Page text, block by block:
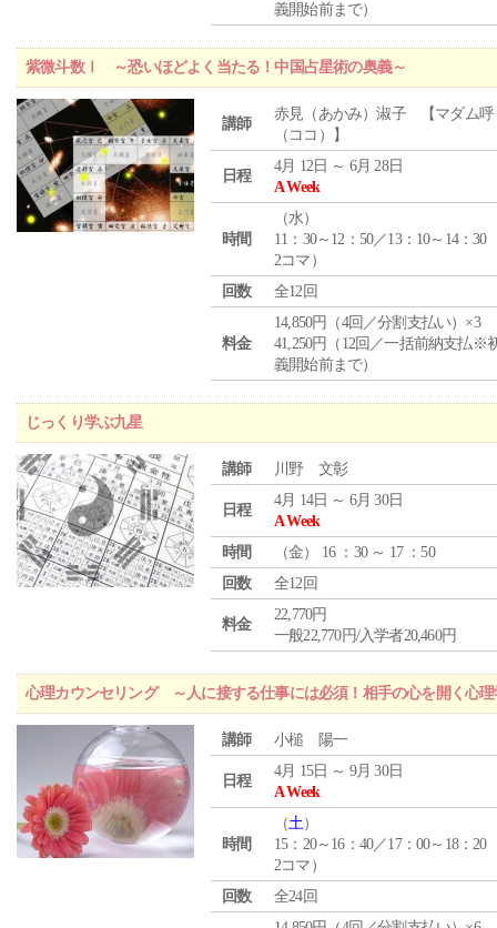
義開始前まで）
紫微斗数Ⅰ ～恐いほどよく当たる！中国占星術の奥義～
講師
赤見（あかみ）淑子 【マダム呼
（ココ）】
日程
4月 12日 ～ 6月 28日
A Week
時間
（水）
11：30～12：50／13：10～14：30
2コマ）
回数
全12回
料金
14,850円（4回／分割支払い）×3
41,250円（12回／一括前納支払※
義開始前まで）
じっくり学ぶ九星
講師 川野 文彰
日程
4月 14日 ～ 6月 30日
A Week
時間
（金） 16 ：30 ～ 17 ：50
回数
全12回
料金
22,770円
一般22,770円/入学者20,460円
心理カウンセリング ～人に接する仕事には必須！相手の心を開く心理
講師 小槌 陽一
日程
4月 15日 ～ 9月 30日
A Week
時間
（土）
15：20～16：40／17：00～18：20
2コマ）
回数
全24回